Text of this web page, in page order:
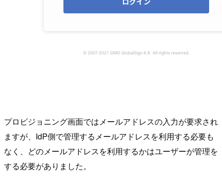
プロビジョニング画面ではメールアドレスの入力が要求され
ますが、IdP側で管理するメールアドレスを利用する必要も
なく、どのメールアドレスを利用するかはユーザーが管理を
する必要がありました。